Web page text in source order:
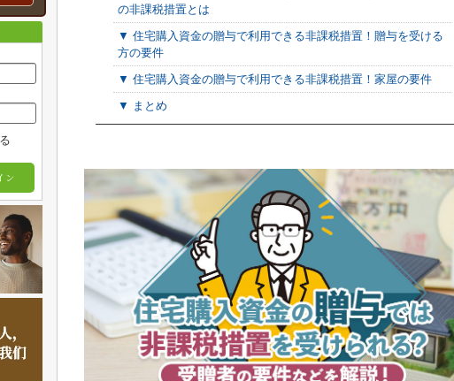
の非課税措置とは
▼ 住宅購入資金の贈与で利用できる非課税措置！贈与を受ける
方の要件
▼ 住宅購入資金の贈与で利用できる非課税措置！家屋の要件
▼ まとめ
ン